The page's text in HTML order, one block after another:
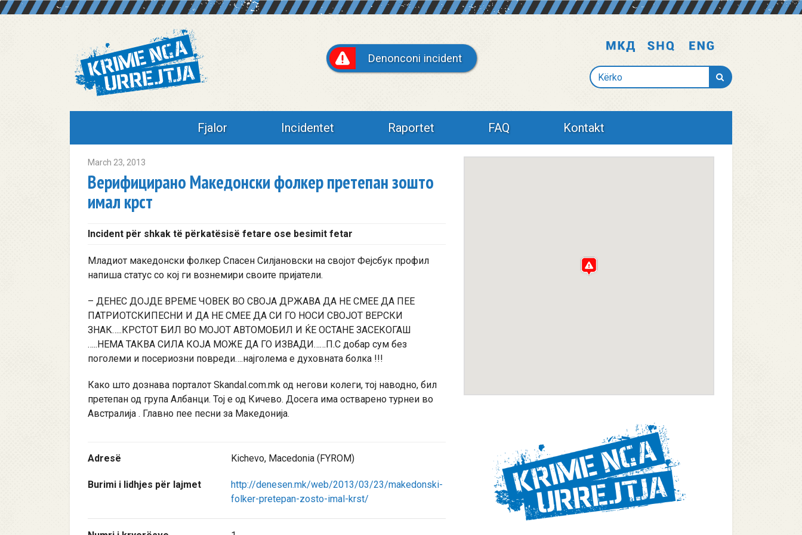
Denonconi incident
Fjalor Incidentet Raportet FAQ Kontakt
March 23, 2013
Верифицирано Македонски фолкер претепан зошто
имал крст
Incident për shkak të përkatësisë fetare ose besimit fetar
Младиот македонски фолкер Спасен Силјановски на својот Фејсбук профил
напиша статус со кој ги вознемири своите пријатели.
– ДЕНЕС ДОЈДЕ ВРЕМЕ ЧОВЕК ВО СВОЈА ДРЖАВА ДА НЕ СМЕЕ ДА ПЕЕ
ПАТРИОТСКИПЕСНИ И ДА НЕ СМЕЕ ДА СИ ГО НОСИ СВОЈОТ ВЕРСКИ
ЗНАК…..КРСТОТ БИЛ ВО МОЈОТ АВТОМОБИЛ И ЌЕ ОСТАНЕ ЗАСЕКОГАШ
…..НЕМА ТАКВА СИЛА КОЈА МОЖЕ ДА ГО ИЗВАДИ……П.С добар сум без
поголеми и посериозни повреди….најголема е духовната болка !!!
Како што дознава порталот Skandal.com.mk од негови колеги, тој наводно, бил
претепан од група Албанци. Тој е од Кичево. Досега има остварено турнеи во
Австралија . Главно пее песни за Македонија.
Adresë Kichevo, Macedonia (FYROM)
Burimi i lidhjes për lajmet
http://denesen.mk/web/2013/03/23/makedonski-
folker-pretepan-zosto-imal-krst/